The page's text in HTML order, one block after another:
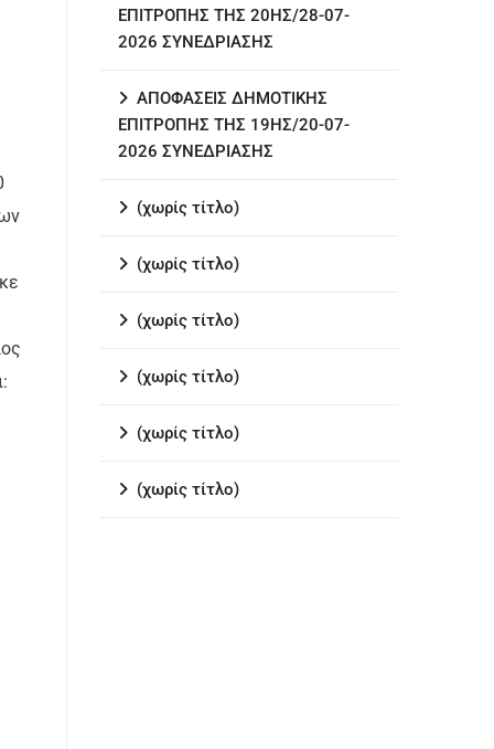
ΕΠΙΤΡΟΠΗΣ ΤΗΣ 20ΗΣ/28-07-
2026 ΣΥΝΕΔΡΙΑΣΗΣ
ΑΠΟΦΑΣΕΙΣ ΔΗΜΟΤΙΚΗΣ
ΕΠΙΤΡΟΠΗΣ ΤΗΣ 19ΗΣ/20-07-
2026 ΣΥΝΕΔΡΙΑΣΗΣ
(χωρίς τίτλο)
(χωρίς τίτλο)
(χωρίς τίτλο)
(χωρίς τίτλο)
(χωρίς τίτλο)
(χωρίς τίτλο)